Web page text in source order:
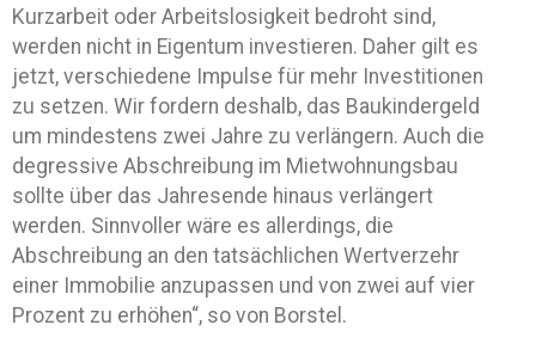
Kurzarbeit oder Arbeitslosigkeit bedroht sind,
werden nicht in Eigentum investieren. Daher gilt es
jetzt, verschiedene Impulse für mehr Investitionen
zu setzen. Wir fordern deshalb, das Baukindergeld
um mindestens zwei Jahre zu verlängern. Auch die
degressive Abschreibung im Mietwohnungsbau
sollte über das Jahresende hinaus verlängert
werden. Sinnvoller wäre es allerdings, die
Abschreibung an den tatsächlichen Wertverzehr
einer Immobilie anzupassen und von zwei auf vier
Prozent zu erhöhen“, so von Borstel.